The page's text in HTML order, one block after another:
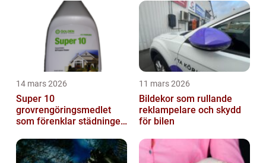
14 mars 2026
Super 10
grovrengöringsmedlet
som förenklar städningen
11 mars 2026
Bildekor som rullande
reklampelare och skydd
för bilen